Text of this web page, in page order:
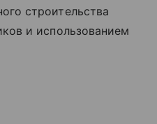
строительства
и использованием